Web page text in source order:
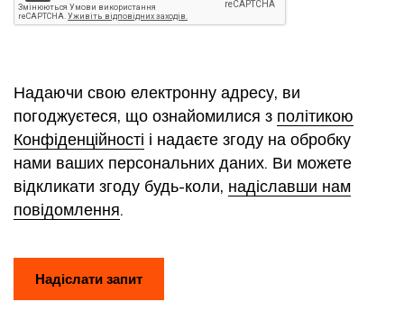
Надаючи свою електронну адресу, ви
погоджуєтеся, що ознайомилися з політикою
Конфіденційності і надаєте згоду на обробку
нами ваших персональних даних. Ви можете
відкликати згоду будь-коли, надіславши нам
повідомлення.
Надіслати запит